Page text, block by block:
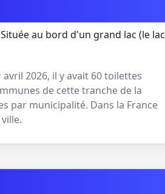
au bord d'un grand lac (le lac
avril 2026, il y avait 60toilettes
de cette tranche de la
par municipalité. Dans la France